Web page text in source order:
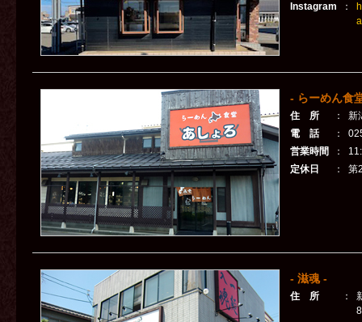
Instagram
：
- らーめん食
住 所 ：
新
電 話
：
営業時間
：
定休日
： 第
- 滋魂 -
住 所 ：
8